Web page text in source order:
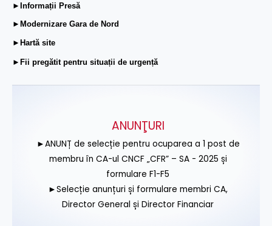
►Informații Presă
►Modernizare Gara de Nord
►Hartă site
►Fii pregătit pentru situații de urgență
ANUNŢURI
►ANUNȚ de selecție pentru ocuparea a 1 post de
membru în CA-ul CNCF „CFR” – SA - 2025 și
formulare F1-F5
►Selecție anunțuri și formulare membri CA,
Director General și Director Financiar